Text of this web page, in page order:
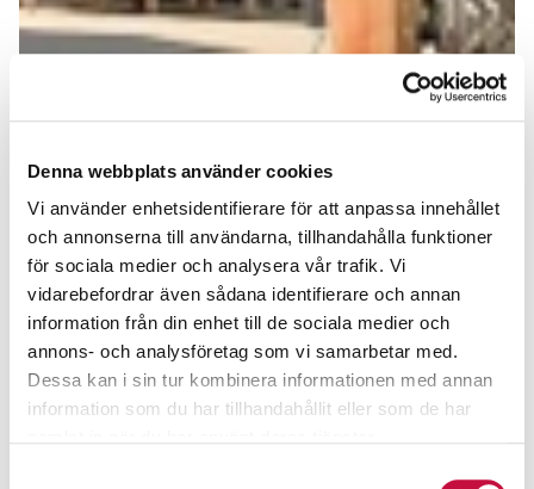
Denna webbplats använder cookies
Vi använder enhetsidentifierare för att anpassa innehållet
och annonserna till användarna, tillhandahålla funktioner
för sociala medier och analysera vår trafik. Vi
vidarebefordrar även sådana identifierare och annan
information från din enhet till de sociala medier och
annons- och analysföretag som vi samarbetar med.
Dessa kan i sin tur kombinera informationen med annan
information som du har tillhandahållit eller som de har